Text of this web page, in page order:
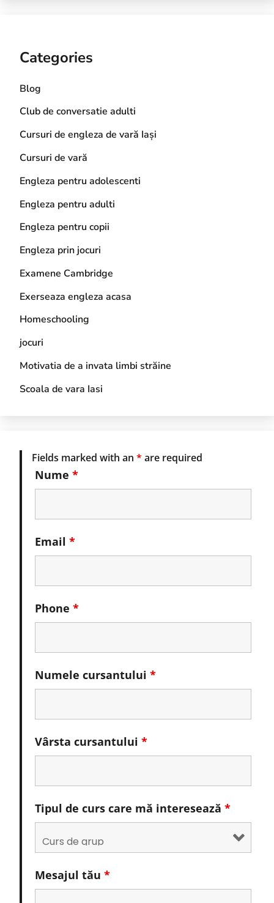
Categories
Blog
Club de conversatie adulti
Cursuri de engleza de vară Iași
Cursuri de vară
Engleza pentru adolescenti
Engleza pentru adulti
Engleza pentru copii
Engleza prin jocuri
Examene Cambridge
Exerseaza engleza acasa
Homeschooling
jocuri
Motivatia de a invata limbi străine
Scoala de vara Iasi
Fields marked with an * are required
Nume *
Email *
Phone *
Numele cursantului *
Vârsta cursantului *
Tipul de curs care mă interesează *
Mesajul tău *